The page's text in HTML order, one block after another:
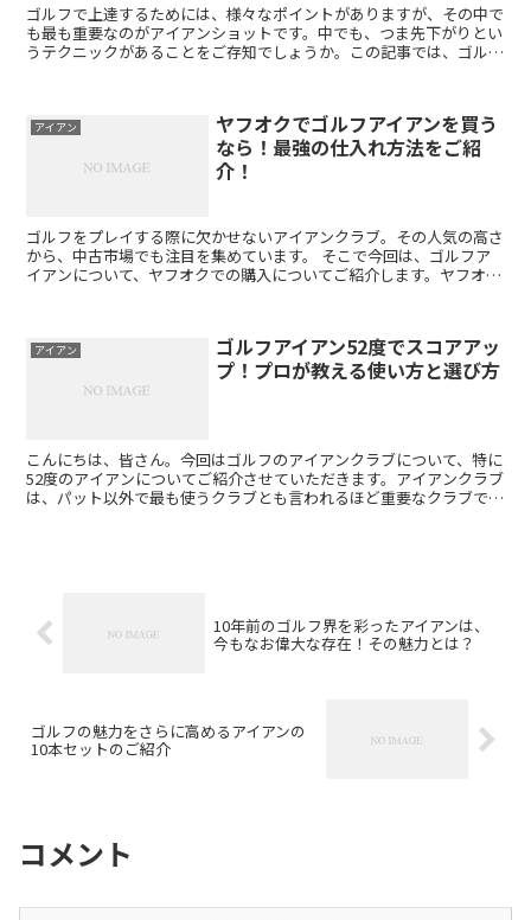
ゴルフで上達するためには、様々なポイントがありますが、その中で
も最も重要なのがアイアンショットです。中でも、つま先下がりとい
うテクニックがあることをご存知でしょうか。この記事では、ゴルフ
アイアン
ヤフオクでゴルフアイアンを買う
なら！最強の仕入れ方法をご紹
介！
ゴルフをプレイする際に欠かせないアイアンクラブ。その人気の高さ
から、中古市場でも注目を集めています。 そこで今回は、ゴルフア
イアンについて、ヤフオクでの購入についてご紹介します。ヤフオク
アイアン
ゴルフアイアン52度でスコアアッ
プ！プロが教える使い方と選び方
こんにちは、皆さん。今回はゴルフのアイアンクラブについて、特に
52度のアイアンについてご紹介させていただきます。アイアンクラブ
は、パット以外で最も使うクラブとも言われるほど重要なクラブで
10年前のゴルフ界を彩ったアイアンは、
今もなお偉大な存在！その魅力とは？
ゴルフの魅力をさらに高めるアイアンの
10本セットのご紹介
コメント